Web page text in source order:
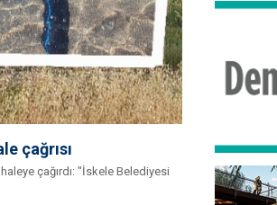
çağrısı
çağırdı: "İskele Belediyesi